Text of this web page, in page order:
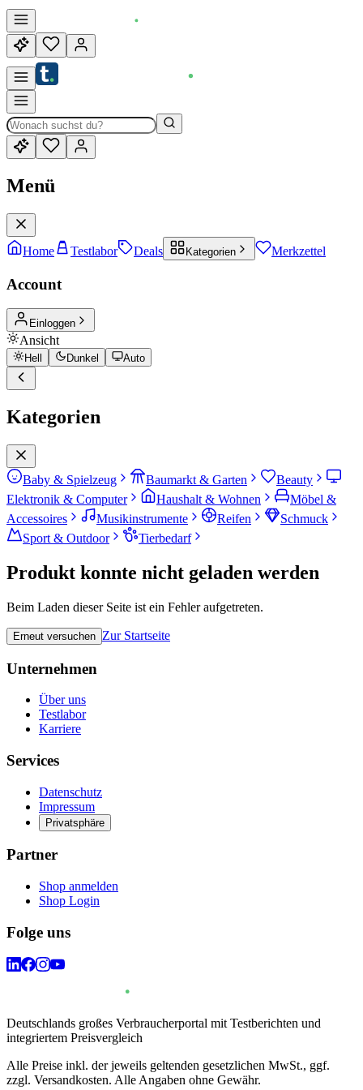
Menü
Home Testlabor Deals Kategorien Merkzettel
Account
Einloggen
Ansicht
Hell Dunkel Auto
Kategorien
Baby & Spielzeug Baumarkt & Garten
Beauty
Elektronik & Computer
Haushalt & Wohnen
Möbel &
Accessoires
Musikinstrumente Reifen
Schmuck
Sport & Outdoor
Tierbedarf
Produkt konnte nicht geladen werden
Beim Laden dieser Seite ist ein Fehler aufgetreten.
Erneut versuchen Zur Startseite
Unternehmen
Über uns
Testlabor
Karriere
Services
Datenschutz
Impressum
Privatsphäre
Partner
Shop anmelden
Shop Login
Folge uns
Deutschlands großes Verbraucherportal mit Testberichten und
integriertem Preisvergleich
Alle Preise inkl. der jeweils geltenden gesetzlichen MwSt., ggf.
zzgl. Versandkosten. Alle Angaben ohne Gewähr.